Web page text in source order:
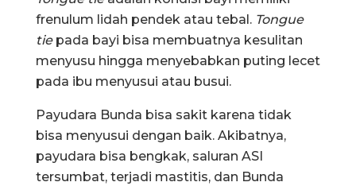
frenulum lidah pendek atau tebal. Tongue
tiepada bayi bisa membuatnya kesulitan
menyusu hingga menyebabkan puting lecet
pada ibu menyusui atau busui.
Payudara Bunda bisa sakit karena tidak
bisa menyusui dengan baik. Akibatnya,
payudara bisa bengkak, saluran ASI
tersumbat, terjadi mastitis, dan Bunda